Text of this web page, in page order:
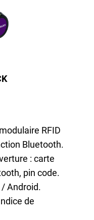
RFID
Bluetooth.
: carte
pin code.
/ Android.
de